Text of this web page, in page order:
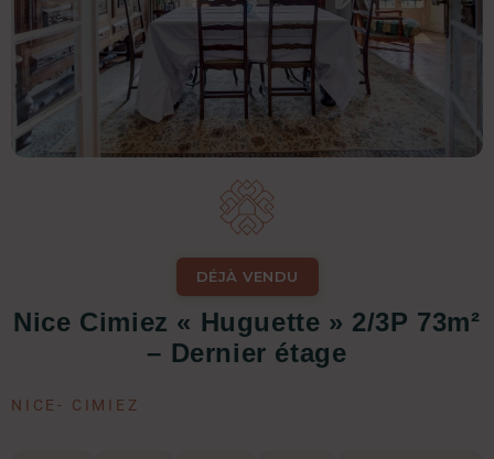
DÉJÀ VENDU
Nice Cimiez « Huguette » 2/3P 73m²
– Dernier étage
NICE- CIMIEZ